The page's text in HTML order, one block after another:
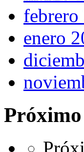
febrero
enero